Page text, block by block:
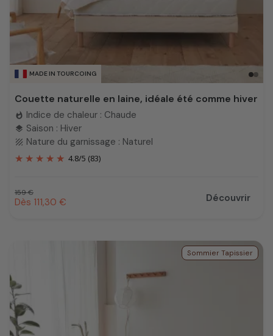
MADE IN TOURCOING
Couette naturelle en laine, idéale été comme hiver
whatshot Indice de chaleur : Chaude
layers Saison : Hiver
texture Nature du garnissage : Naturel
4.8/5 (83)
Prix habituel
159 €
Prix promotionnel
Dès 111,30 € Découvrir
Sommier Tapissier